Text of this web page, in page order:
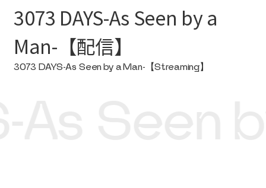
3073 DAYS-As Seen by a
Man-【配信】
3073 DAYS-As Seen by a Man-【Streaming】